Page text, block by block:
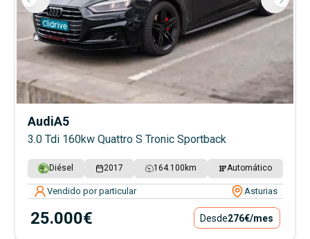
AudiA5
3.0 Tdi 160kw Quattro S Tronic Sportback
Diésel 2017 164.100 km Automático
Vendido por particular Asturias
25.000€ Desde276€/mes